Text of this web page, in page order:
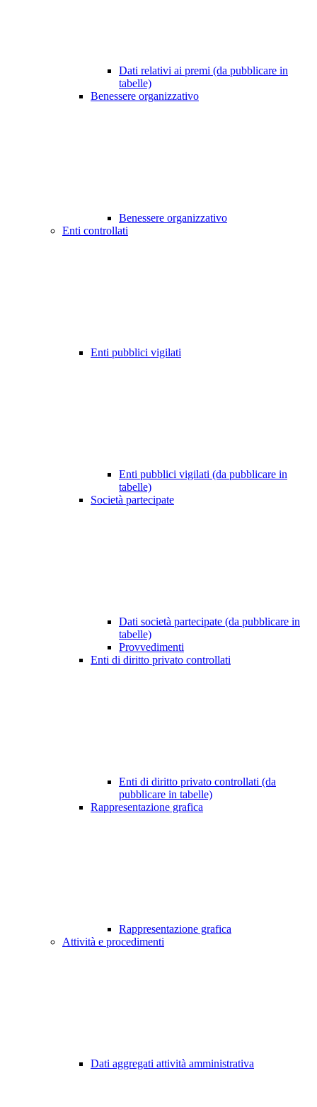
Dati relativi ai premi (da pubblicare in
tabelle)
Benessere organizzativo
Benessere organizzativo
Enti controllati
Enti pubblici vigilati
Enti pubblici vigilati (da pubblicare in
tabelle)
Società partecipate
Dati società partecipate (da pubblicare in
tabelle)
Provvedimenti
Enti di diritto privato controllati
Enti di diritto privato controllati (da
pubblicare in tabelle)
Rappresentazione grafica
Rappresentazione grafica
Attività e procedimenti
Dati aggregati attività amministrativa